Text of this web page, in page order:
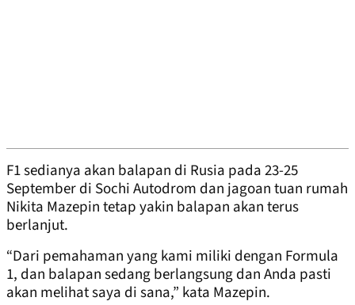
F1 sedianya akan balapan di Rusia pada 23-25
September di Sochi Autodrom dan jagoan tuan rumah
Nikita Mazepin tetap yakin balapan akan terus
berlanjut.
“Dari pemahaman yang kami miliki dengan Formula
1, dan balapan sedang berlangsung dan Anda pasti
akan melihat saya di sana,” kata Mazepin.